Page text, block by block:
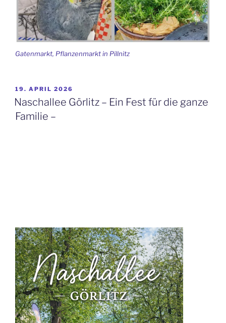
Gatenmarkt, Pflanzenmarkt in Pillnitz
VERÖFFENTLICHT
AM
19. APRIL 2026
Naschallee Görlitz – Ein Fest für die ganze
Familie –